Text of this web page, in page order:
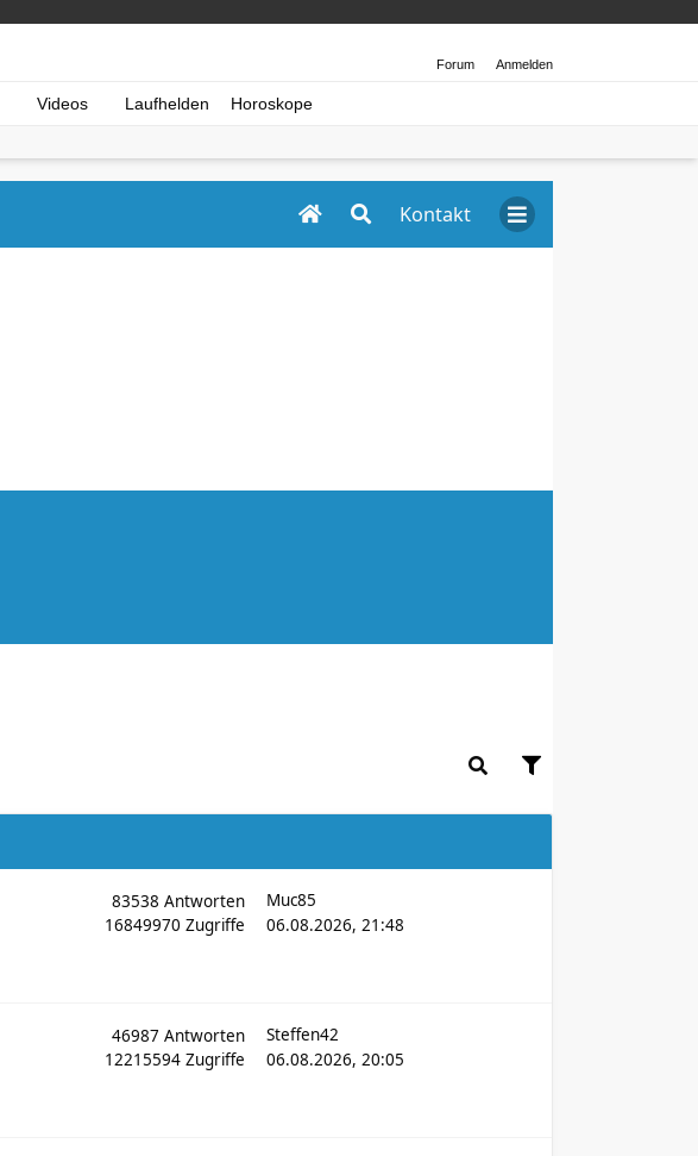
Forum Anmelden
Videos Laufhelden Horoskope
Kontakt
83538Antworten
16849970Zugriffe
Muc85
06.08.2026, 21:48
46987Antworten
12215594Zugriffe
Steffen42
06.08.2026, 20:05